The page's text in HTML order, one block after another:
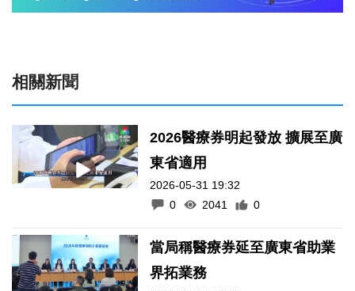
相關新聞
2026醫療券明起發放 擴展至廣
東省適用
2026-05-31 19:32
0
2041 0
當局稱醫療券延至廣東省助業
界拓業務